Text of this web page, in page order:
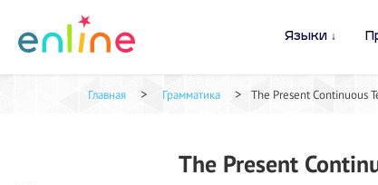
Языки
Главная > Грамматика > The Present Continuous
The Present